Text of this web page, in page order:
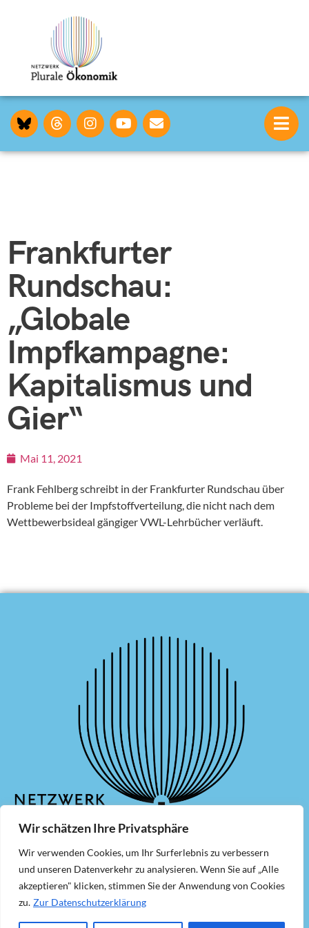
Wir schätzen Ihre Privatsphäre
Wir verwenden Cookies, um Ihr Surferlebnis zu verbessern
und unseren Datenverkehr zu analysieren. Wenn Sie auf „Alle
akzeptieren" klicken, stimmen Sie der Anwendung von Cookies
zu. Zur Datenschutzerklärung
Frankfurter
Rundschau:
„Globale
Impfkampagne:
Kapitalismus und
Gier“
Mai 11, 2021
Frank Fehlberg schreibt in der Frankfurter Rundschau über
Probleme bei der Impfstoffverteilung, die nicht nach dem
Wettbewerbsideal gängiger VWL-Lehrbücher verläuft.
Mitglied werden
Newsletter
Kontakt